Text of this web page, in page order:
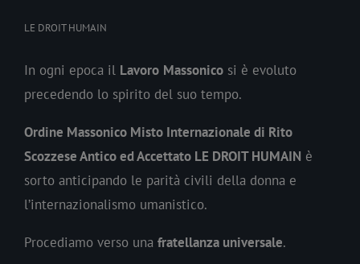
LE DROIT HUMAIN
In ogni epoca il Lavoro Massonico si è evoluto
precedendo lo spirito del suo tempo.
Ordine Massonico Misto Internazionale di Rito
Scozzese Antico ed Accettato LE DROIT HUMAIN è
sorto anticipando le parità civili della donna e
l’internazionalismo umanistico.
Procediamo verso una fratellanza universale.